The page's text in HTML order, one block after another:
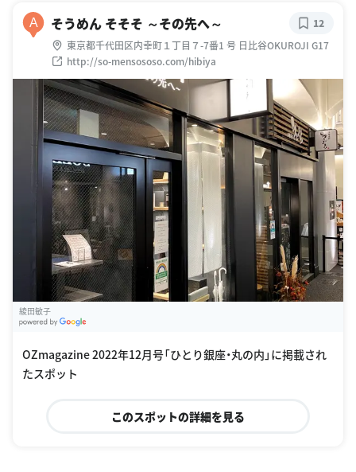
A そうめん そそそ ～その先へ～
東京都千代田区内幸町１丁目７-7番1 号 日比谷OKUROJI G17
http://so-mensososo.com/hibiya
12
綾田敏子
OZmagazine 2022年12月号「ひとり銀座・丸の内」に掲載され
たスポット
このスポットの詳細を見る